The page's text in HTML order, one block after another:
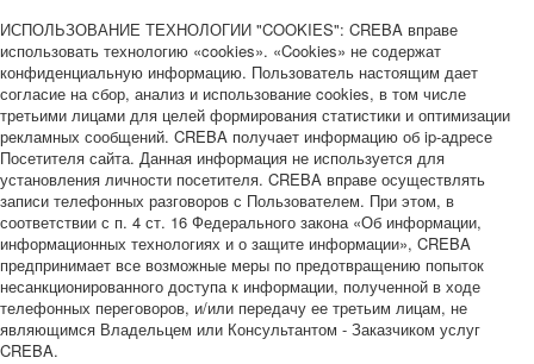
ИСПОЛЬЗОВАНИЕ ТЕХНОЛОГИИ "COOKIES": CREBA вправе
использовать технологию «cookies». «Cookies» не содержат
конфиденциальную информацию. Пользователь настоящим дает
согласие на сбор, анализ и использование cookies, в том числе
третьими лицами для целей формирования статистики и оптимизации
рекламных сообщений. CREBA получает информацию об ip-адресе
Посетителя сайта. Данная информация не используется для
установления личности посетителя. CREBA вправе осуществлять
записи телефонных разговоров с Пользователем. При этом, в
соответствии с п. 4 ст. 16 Федерального закона «Об информации,
информационных технологиях и о защите информации», CREBA
предпринимает все возможные меры по предотвращению попыток
несанкционированного доступа к информации, полученной в ходе
телефонных переговоров, и/или передачу ее третьим лицам, не
являющимся Владельцем или Консультантом - Заказчиком услуг
CREBA.